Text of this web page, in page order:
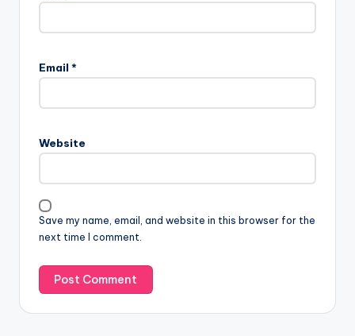
Email *
Website
Save my name, email, and website in this browser for the
next time I comment.